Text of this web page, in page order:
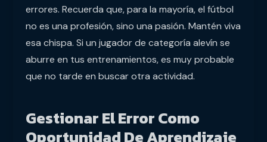
errores. Recuerda que, para la mayoría, el fútbol
no es una profesión, sino una pasión. Mantén viva
esa chispa. Si un jugador de categoría alevín se
aburre en tus entrenamientos, es muy probable
que no tarde en buscar otra actividad.
Gestionar El Error Como
Oportunidad De Aprendizaje